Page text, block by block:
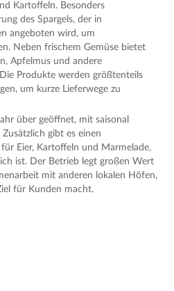
Kartoffeln. Besonders
des Spargels, der in
angeboten wird, um
Neben frischem Gemüse bietet
Apfelmus und andere
Produkte werden größtenteils
um kurze Lieferwege zu
über geöffnet, mit saisonal
gibt es einen
Eier, Kartoffeln und Marmelade,
ist. Der Betrieb legt großen Wert
mit anderen lokalen Höfen,
für Kunden macht.